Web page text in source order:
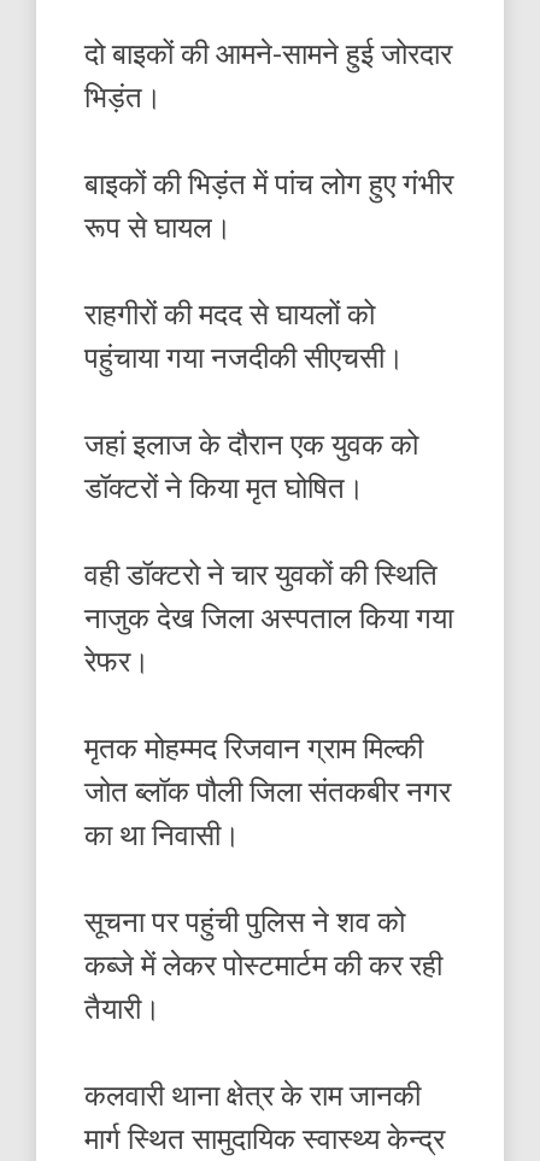
दो बाइकों की आमने-सामने हुई जोरदार
भिड़ंत।
बाइकों की भिड़ंत में पांच लोग हुए गंभीर
रूप से घायल।
राहगीरों की मदद से घायलों को
पहुंचाया गया नजदीकी सीएचसी।
जहां इलाज के दौरान एक युवक को
डॉक्टरों ने किया मृत घोषित।
वही डॉक्टरो ने चार युवकों की स्थिति
नाजुक देख जिला अस्पताल किया गया
रेफर।
मृतक मोहम्मद रिजवान ग्राम मिल्की
जोत ब्लॉक पौली जिला संतकबीर नगर
का था निवासी।
सूचना पर पहुंची पुलिस ने शव को
कब्जे में लेकर पोस्टमार्टम की कर रही
तैयारी।
कलवारी थाना क्षेत्र के राम जानकी
मार्ग स्थित सामुदायिक स्वास्थ्य केन्द्र